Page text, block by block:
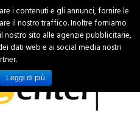
i contenuti e gli annunci, fornire le
il nostro traffico. Inoltre forniamo
sito alle agenzie pubblicitarie,
dati web e ai social media nostri
Leggi di più